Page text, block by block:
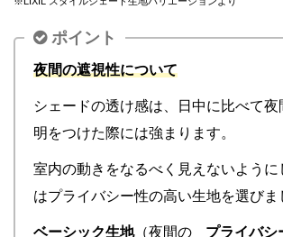
ポイント
夜間の遮視性について
シェードの透け感は、日中に比べて夜
明をつけた際には強まります。
室内の動きをなるべく見えないように
はプライバシー性の高い生地を選びま
ベーシック生地（夜間の
プライバシ